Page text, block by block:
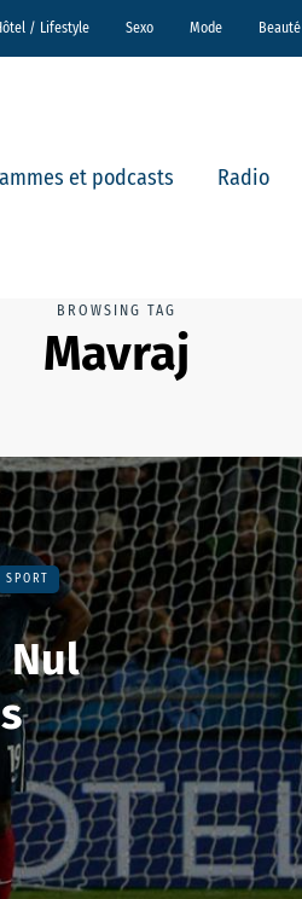
/ Lifestyle Sexo Mode Beauté
et podcasts Radio
BROWSING TAG
Mavraj
SPORT
Nul